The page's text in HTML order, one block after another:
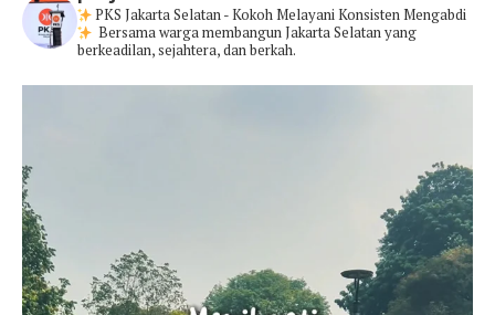
PKS Jakarta Selatan - Kokoh Melayani Konsisten Mengabdi
Bersama warga membangun Jakarta Selatan yang
berkeadilan, sejahtera, dan berkah.